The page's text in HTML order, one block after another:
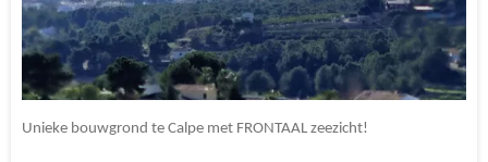
Unieke bouwgrond te Calpe met FRONTAAL zeezicht!